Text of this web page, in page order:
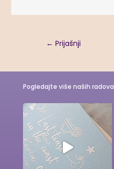
← Prijašnji
Pogledajte više naših